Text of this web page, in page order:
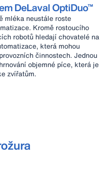
DeLaval OptiDuo™
mléka neustále roste
Kromě rostoucího
robotů hledají chovatelé na
která mohou
činnostech. Jednou
objemné píce, která je
zvířatům.